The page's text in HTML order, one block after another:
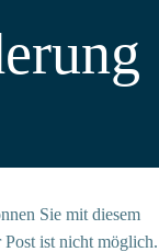
Sie mit diesem
ist nicht möglich.